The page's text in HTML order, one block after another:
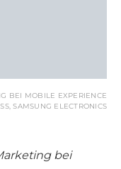
BEI MOBILE EXPERIENCE
SAMSUNG ELECTRONICS
bei